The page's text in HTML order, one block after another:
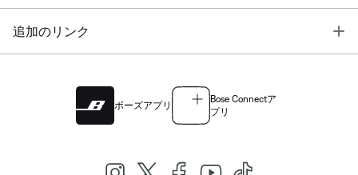
追加のリンク
ボーズアプリ
Bose Connectア
プリ